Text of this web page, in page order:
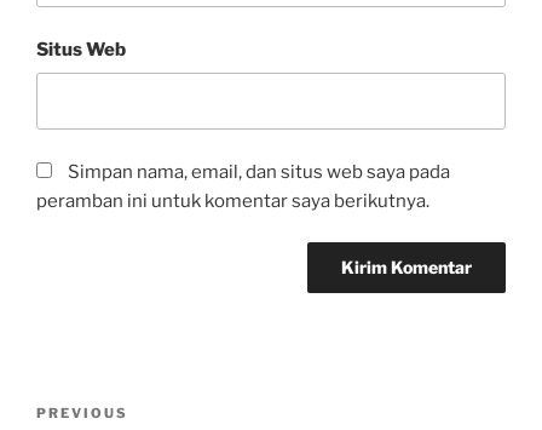
Situs Web
Simpan nama, email, dan situs web saya pada
peramban ini untuk komentar saya berikutnya.
PREVIOUS